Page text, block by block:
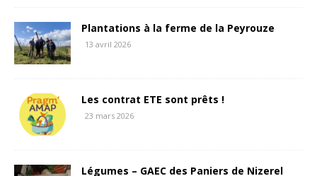
Plantations à la ferme de la Peyrouze
13 avril 2026
Les contrat ETE sont prêts !
23 mars 2026
Légumes – GAEC des Paniers de Nizerel